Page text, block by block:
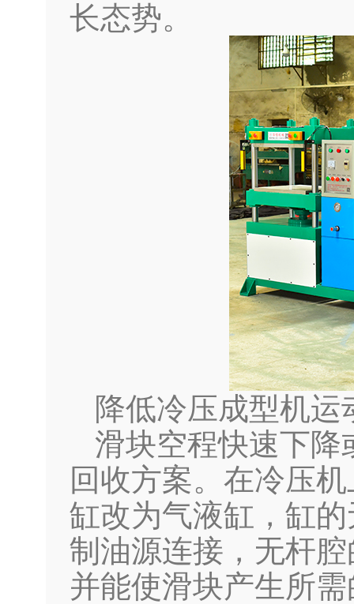
长态势。
降低冷压成型机
滑块空程快速下
回收方案。在冷压
缸改为气液缸，缸
制油源连接，无杆
并能使滑块产生所